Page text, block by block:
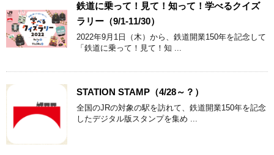
鉄道に乗って！見て！知って！学べるクイズ
ラリー（9/1-11/30）
2022年9月1日（木）から、鉄道開業150年を記念して
「鉄道に乗って！見て！知 ...
STATION STAMP（4/28～？）
全国のJRの対象の駅を訪れて、鉄道開業150年を記念
したデジタル版スタンプを集め ...